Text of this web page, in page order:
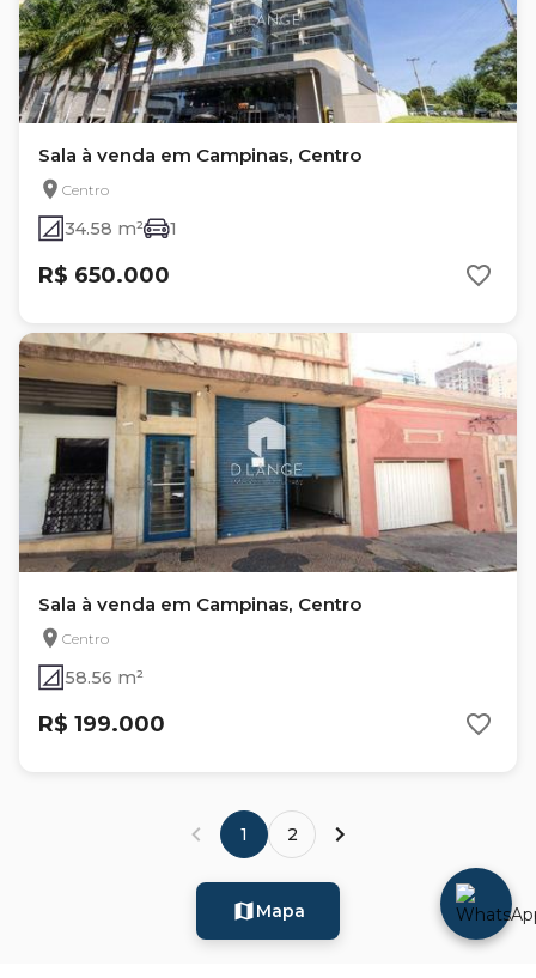
Sala à venda em Campinas, Centro
Centro
34.58 m² 1
R$ 650.000
Sala à venda em Campinas, Centro
Centro
58.56 m²
R$ 199.000
1 2
Mapa